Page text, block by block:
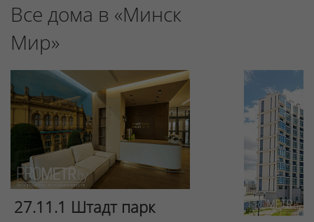
Все дома в «Минск
Мир»
27.11.1 Штадт парк
Для обеспечения удобства пользователей сайта
используются cookies
Отклонить